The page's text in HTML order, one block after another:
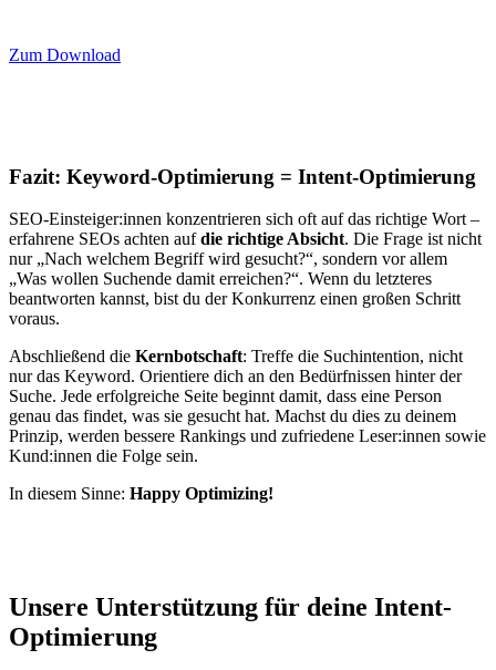
Zum Download
Fazit: Keyword-Optimierung = Intent-Optimierung
SEO-Einsteiger:innen konzentrieren sich oft auf das richtige Wort –
erfahrene SEOs achten aufdie richtige Absicht. Die Frage ist nicht
nur „Nach welchem Begriff wird gesucht?“, sondern vor allem
„Was wollen Suchende damit erreichen?“. Wenn du letzteres
beantworten kannst, bist du der Konkurrenz einen großen Schritt
voraus.
Abschließend die Kernbotschaft: Treffe die Suchintention, nicht
nur das Keyword. Orientiere dich an den Bedürfnissen hinter der
Suche. Jede erfolgreiche Seite beginnt damit, dass eine Person
genau das findet, was sie gesucht hat. Machst du dies zu deinem
Prinzip, werden bessere Rankings und zufriedene Leser:innen sowie
Kund:innen die Folge sein.
In diesem Sinne: Happy Optimizing!
Unsere Unterstützung für deine Intent-
Optimierung